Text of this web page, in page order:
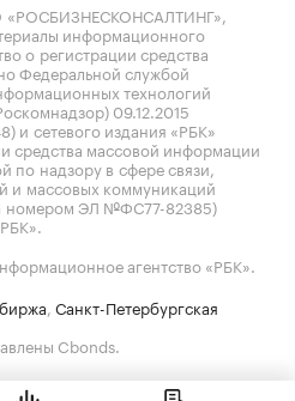
информационного
о регистрации средства
Федеральной службой
технологий
09.12.2015
сетевого издания «РБК»
средства массовой информации
по надзору в сфере связи,
и массовых коммуникаций
номером ЭЛ №ФС77-82385)
агентство «РБК».
Санкт-Петербургская
Cbonds.